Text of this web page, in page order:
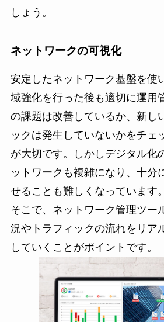
しょう。
ネットワークの可視化
安定したネットワーク基盤を使
域強化を行った後も適切に運用
の課題は改善しているか、新し
ックは発生していないかをチェ
が大切です。しかしデジタル化
ットワークも複雑になり、十分
せることも難しくなっています。
そこで、ネットワーク管理ツー
況やトラフィックの流れをリア
していくことがポイントです。